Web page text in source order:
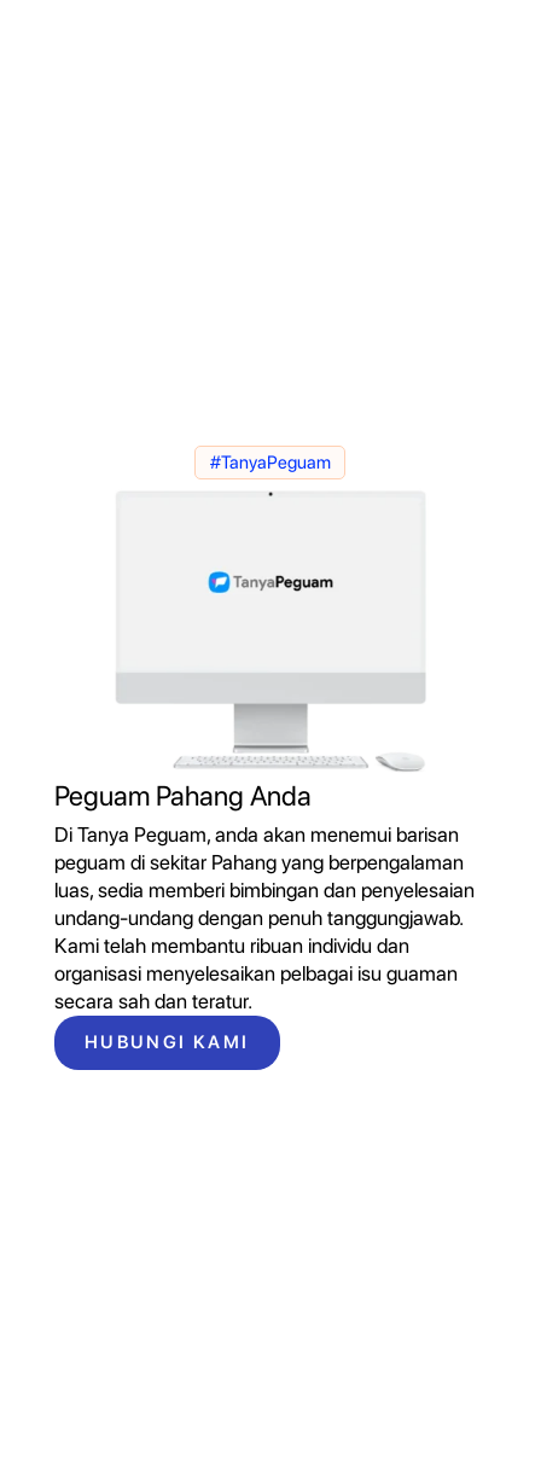
#TanyaPeguam
Peguam Pahang Anda
Di Tanya Peguam, anda akan menemui barisan
peguam di sekitar Pahang yang berpengalaman
luas, sedia memberi bimbingan dan penyelesaian
undang-undang dengan penuh tanggungjawab.
Kami telah membantu ribuan individu dan
organisasi menyelesaikan pelbagai isu guaman
secara sah dan teratur.
HUBUNGI KAMI